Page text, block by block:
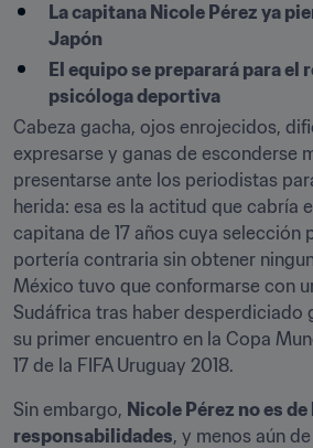
La capitana Nicole Pérez ya
Japón
El equipo se preparará para el
psicóloga deportiva
Cabeza gacha, ojos enrojecidos,
expresarse y ganas de esconderse
presentarse ante los periodistas
herida: esa es la actitud que cabría
capitana de 17 años cuya selección
portería contraria sin obtener
México tuvo que conformarse con
Sudáfrica tras haber desperdiciado
su primer encuentro en la Copa
17 de la FIFA Uruguay 2018.
Sin embargo, Nicole Pérez no es
responsabilidades, y menos aún